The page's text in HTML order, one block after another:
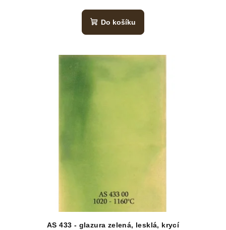
Do košíku
AS 433 - glazura zelená, lesklá, krycí